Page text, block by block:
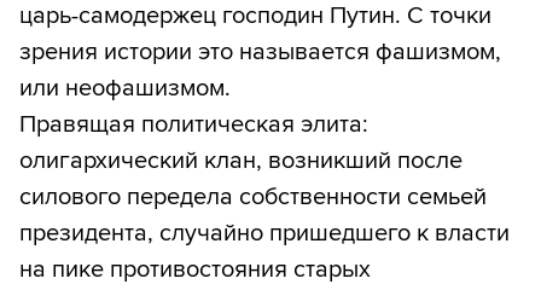
царь-самодержец господин Путин. С точки
зрения истории это называется фашизмом,
или неофашизмом.
Правящая политическая элита:
олигархический клан, возникший после
силового передела собственности семьей
президента, случайно пришедшего к власти
на пике противостояния старых